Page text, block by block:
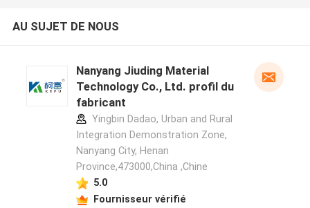
AU SUJET DE NOUS
Nanyang Jiuding Material
Technology Co., Ltd. profil du
fabricant
Yingbin Dadao, Urban and Rural
Integration Demonstration Zone,
Nanyang City, Henan
Province,473000,China ,Chine
5.0
Fournisseur vérifié